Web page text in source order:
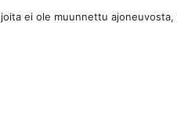
ei ole muunnettu